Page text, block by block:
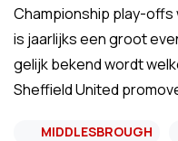
Championship play-
is jaarlijks een groot
gelijk bekend wordt
Sheffield United
MIDDLESBROUGH